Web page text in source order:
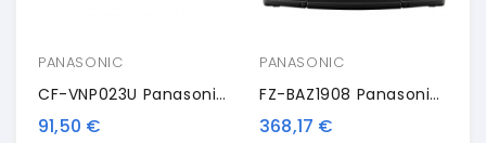
PANASONIC
CF-VNP023U Panasonic Stylus, Digitizer
91,50 €
PANASONIC
FZ-BAZ1908 Panasonic RAM Module, DDR4
368,17 €